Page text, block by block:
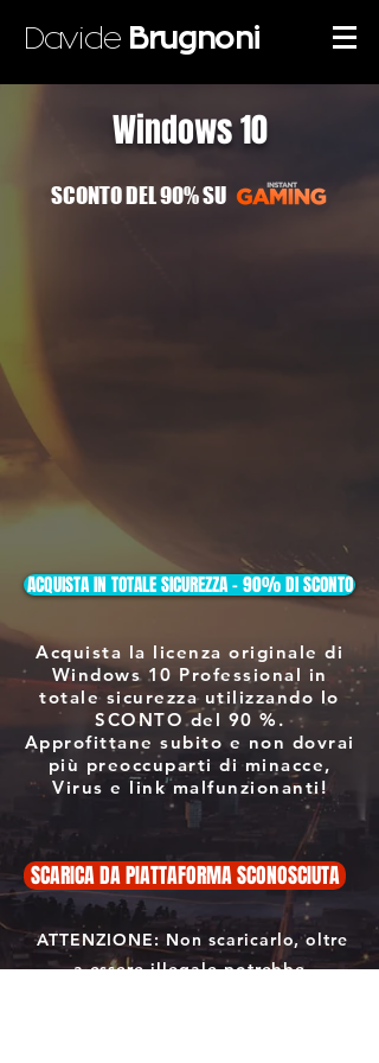
Davide Brugnoni
Windows 10
SCONTO DEL 90% SU
ACQUISTA IN TOTALE SICUREZZA - 90% DI SCONTO
Acquista la licenza originale di
Windows 10 Professional in
totale sicurezza utilizzando lo
SCONTO del 90 %.
Approfittane subito e non dovrai
più preoccuparti di minacce,
Virus e link malfunzionanti!
SCARICA DA PIATTAFORMA SCONOSCIUTA
ATTENZIONE: Non scaricarlo, oltre
a essere illegale potrebbe